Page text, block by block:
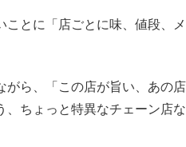
ことに「店ごとに味、値段、メ
がら、「この店が旨い、あの店
ちょっと特異なチェーン店な